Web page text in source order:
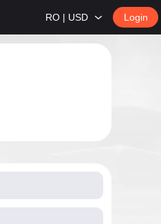
RO | USD Login